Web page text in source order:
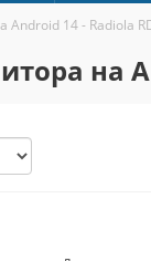
14 - Radiola
на